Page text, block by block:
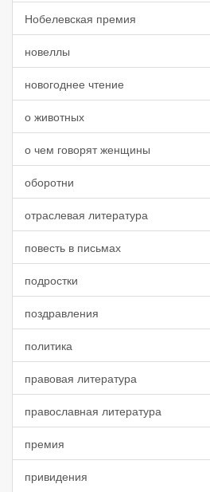
Нобелевская премия
новеллы
новогоднее чтение
о животных
о чем говорят женщины
оборотни
отраслевая литература
повесть в письмах
подростки
поздравления
политика
правовая литература
православная литература
премия
привидения